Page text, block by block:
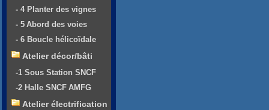
- 4 Planter des vignes
- 5 Abord des voies
- 6 Boucle hélicoïdale
Atelier décor/bâti
-1 Sous Station SNCF
-2 Halle SNCF AMFG
Atelier électrification